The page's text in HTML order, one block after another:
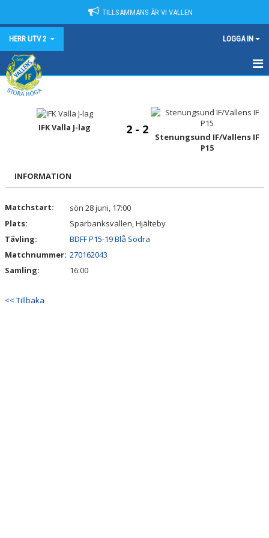
TILLSAMMANS ÄR VI VALLEN
HERR UTV 2 LOGGA IN
HEM
NYHETER
TRUPPEN
DOKUMENT
KONTAKT
IFK Valla J-lag 2 - 2
Stenungsund IF/Vallens IF
P15
INFORMATION
Matchstart:
sön 28 juni, 17:00
Plats:
Sparbanksvallen, Hjälteby
Tävling:
BDFF P15-19 Blå Södra
Matchnummer: 270162043
Samling:
16:00
<< Tillbaka